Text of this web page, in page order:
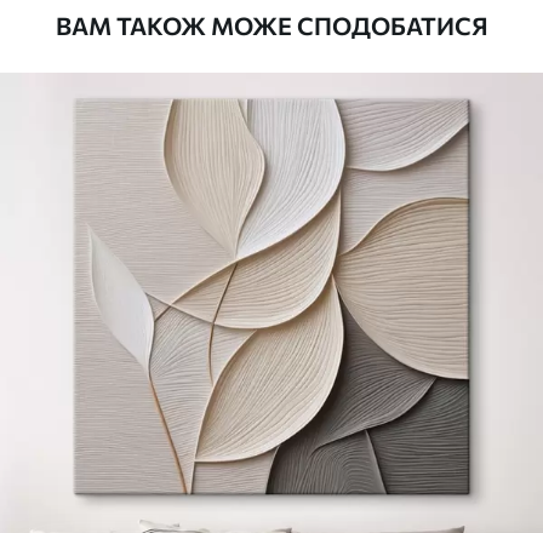
Від290.00грн
Яскраві, насичені кольори
Стійкість до вицвітання
Безпечне чорнило без запаху
Поверхня з текстурою полотна
Екологічний матеріал
Преміум
363.00
Яскраві, насичені кольори
Стійкість до вицвітання
Безпечне чорнило без запаху
Поверхня з текстурою полотна
Екологічний матеріал
ВАМ ТАКОЖ МОЖЕ СПОДОБАТИСЯ